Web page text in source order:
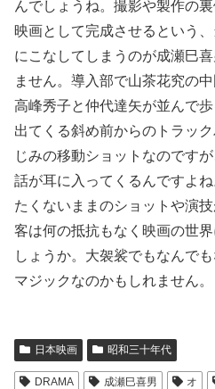
んでしょうね。撮影や製作の
映画として完成させるという
にこなしてしまうのが成瀬巳
ません。導入部で山茶花究の
高峰秀子と仲代達矢が並んで
出てくる斜め前からのトラッ
じみの移動ショットなのです
話が耳に入ってくるんですよ
たくないままのショットや演
客は何の抵抗もなく映画の世
しょうか。大袈裟でもなんで
マジックなのかもしれません。
日本映画 昭和三十年代
DRAMA 成瀬巳喜男 オ